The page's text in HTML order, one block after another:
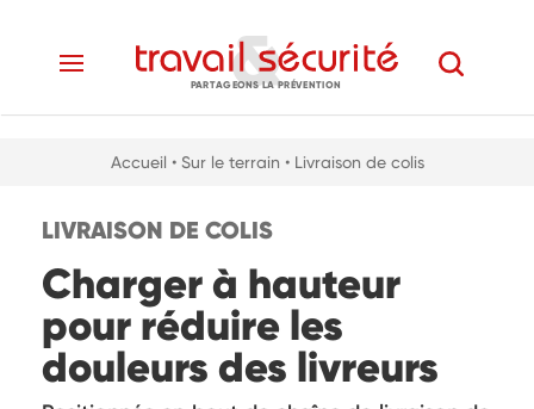
PARTAGEONS LA PRÉVENTION
Accueil • Sur le terrain • Livraison de colis
LIVRAISON DE COLIS
Charger à hauteur
pour réduire les
douleurs des livreurs